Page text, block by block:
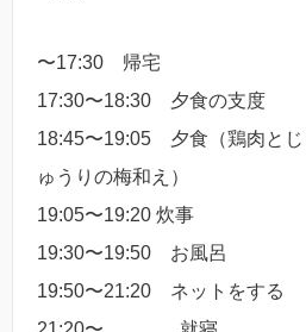
〜17:30 帰宅
17:30〜18:30 夕食の支度
18:45〜19:05 夕食（鶏肉とじ
ゅうりの梅和え）
19:05〜19:20 炊事
19:30〜19:50 お風呂
19:50〜21:20 ネットをする